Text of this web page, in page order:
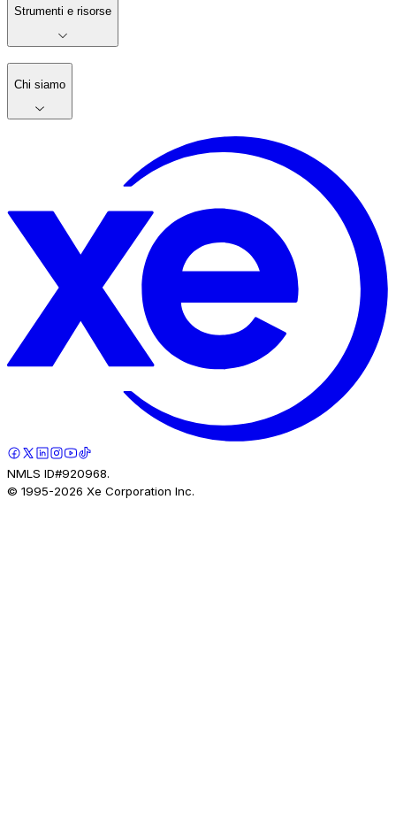
Strumenti e risorse
Chi siamo
NMLS ID#920968.
© 1995-2026 Xe Corporation Inc.